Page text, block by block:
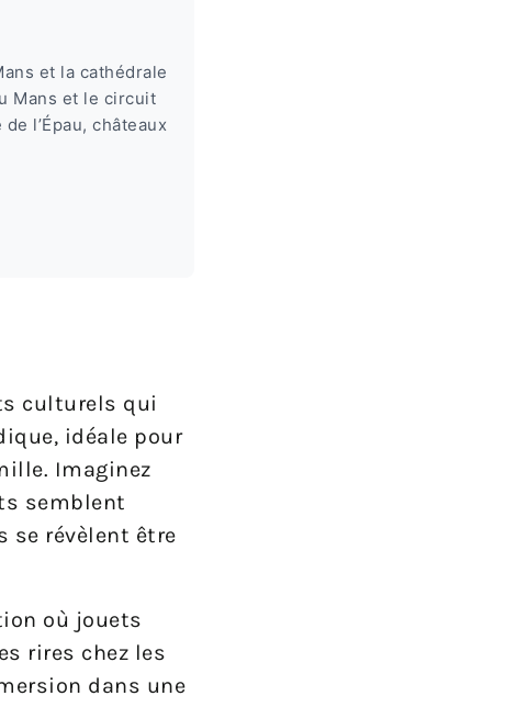
et la cathédrale
Mans et le circuit
l’Épau, châteaux
culturels qui
idéale pour
Imaginez
semblent
se révèlent être
où jouets
rires chez les
dans une